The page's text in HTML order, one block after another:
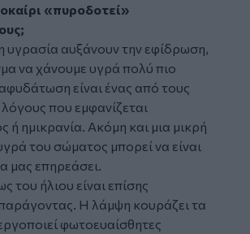
«πυροδοτεί»
υγρασία αυξάνουν την εφίδρωση,
να χάνουμε υγρά πολύ πιο
είναι ένας από τους
που εμφανίζεται
ή ημικρανία. Ακόμη και μια μικρή
του σώματος μπορεί να είναι
μας επηρεάσει.
του ήλιου είναι επίσης
Η λάμψη κουράζει τα
φωτοευαίσθητες